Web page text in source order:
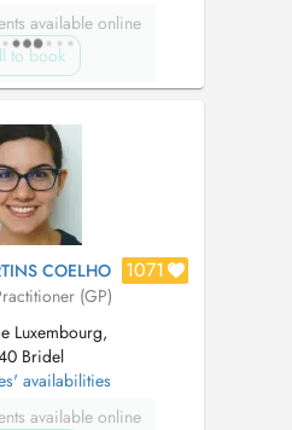
available online
to book
COELHO 1071
(GP)
Luxembourg,
Bridel
availabilities
available online